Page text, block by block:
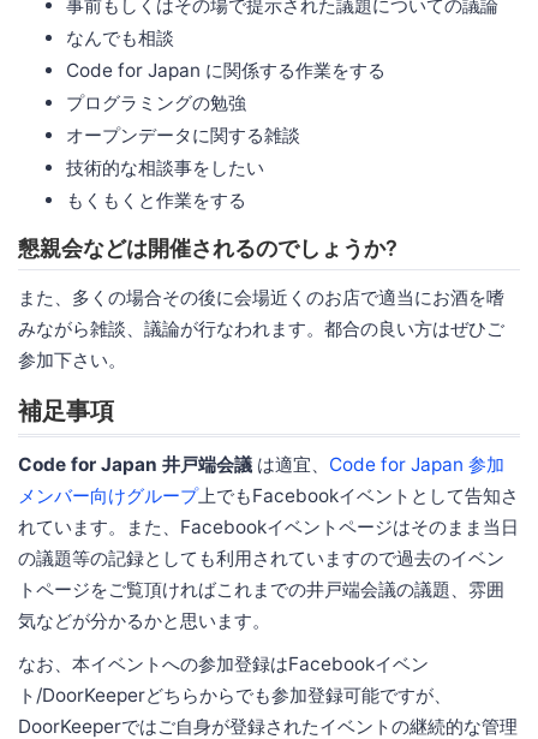
事前もしくはその場で提示された議題についての議論
なんでも相談
Code for Japan に関係する作業をする
プログラミングの勉強
オープンデータに関する雑談
技術的な相談事をしたい
もくもくと作業をする
懇親会などは開催されるのでしょうか?
また、多くの場合その後に会場近くのお店で適当にお酒を嗜
みながら雑談、議論が行なわれます。都合の良い方はぜひご
参加下さい。
補足事項
Code for Japan 井戸端会議 は適宜、 Code for Japan 参加
メンバー向けグループ上でもFacebookイベントとして告知さ
れています。また、Facebookイベントページはそのまま当日
の議題等の記録としても利用されていますので過去のイベン
トページをご覧頂ければこれまでの井戸端会議の議題、雰囲
気などが分かるかと思います。
なお、本イベントへの参加登録はFacebookイベン
ト/DoorKeeperどちらからでも参加登録可能ですが、
DoorKeeperではご自身が登録されたイベントの継続的な管理